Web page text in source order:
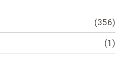
(356)
(1)